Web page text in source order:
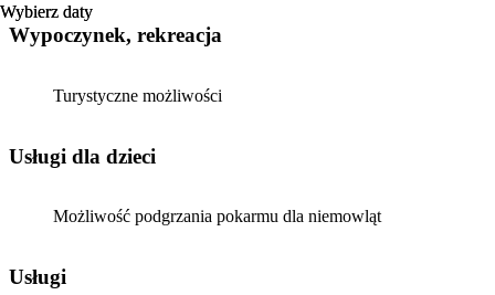
Wybierz daty
Wybierz daty
Wypoczynek, rekreacja
Turystyczne możliwości
usługi dla dzieci
Możliwość podgrzania pokarmu dla niemowląt
Usługi